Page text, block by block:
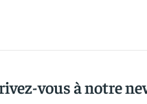
vous à notre